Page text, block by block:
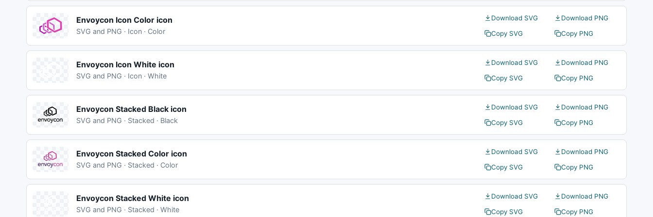
Envoycon Icon Color icon
SVG and PNG · Icon · Color
Download SVG
Download PNG
Copy SVG
Copy PNG
Envoycon Icon White icon
SVG and PNG · Icon · White
Download SVG
Download PNG
Copy SVG
Copy PNG
Envoycon Stacked Black icon
SVG and PNG · Stacked · Black
Download SVG
Download PNG
Copy SVG
Copy PNG
Envoycon Stacked Color icon
SVG and PNG · Stacked · Color
Download SVG
Download PNG
Copy SVG
Copy PNG
Envoycon Stacked White icon
SVG and PNG · Stacked · White
Download SVG
Download PNG
Copy SVG
Copy PNG